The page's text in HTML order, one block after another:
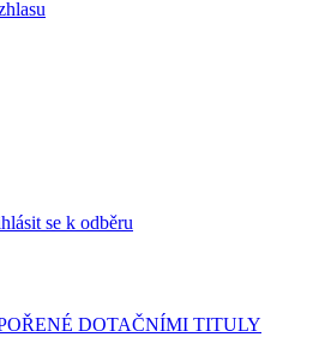
se k odběru
DOTAČNÍMI TITULY